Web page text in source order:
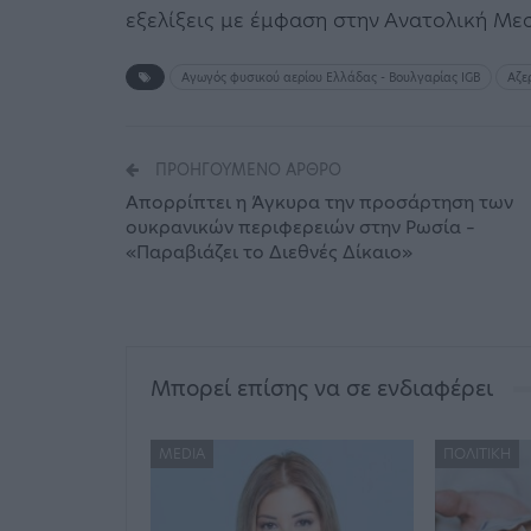
εξελίξεις με έμφαση στην Ανατολική
Αγωγός φυσικού αερίου Ελλάδας - Βουλγαρίας IGB
ΠΡΟΗΓΟΎΜΕΝΟ ΆΡΘΡΟ
Απορρίπτει η Άγκυρα την προσάρτηση των
ουκρανικών περιφερειών στην Ρωσία –
«Παραβιάζει το Διεθνές Δίκαιο»
Μπορεί επίσης να σε ενδιαφέρει
MEDIA ΠΟΛΙΤΙΚΉ